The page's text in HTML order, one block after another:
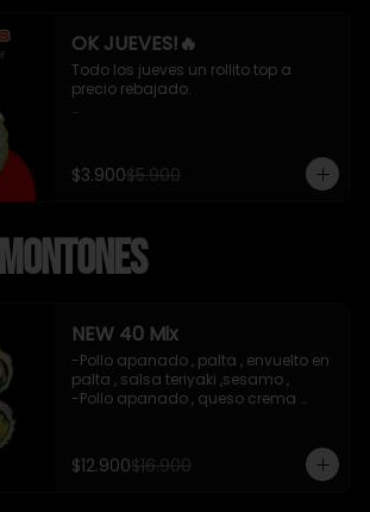
OK JUEVES!🔥
Todo los jueves un rollito top a
precio rebajado.
cubierto de ceviche mixto y salsa
acevichada 8 piezas , incluye 1
*Incluye 1 salsa de soya*
$3.900$5.900
NEW 40 Mix
-Pollo apanado , palta , envuelto en
palta , salsa teriyaki ,sesamo ,
-Pollo apanado , queso crema
apanado en panko .
-Kanikama , palta , cebollin ,
$12.900$16.900